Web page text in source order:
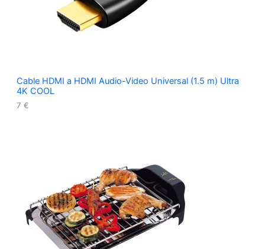
Cable HDMI a HDMI Audio-Video Universal (1.5 m) Ultra
4K COOL
7 €